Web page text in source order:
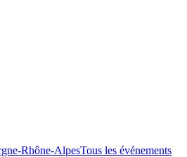
Rhône-AlpesTous les événements